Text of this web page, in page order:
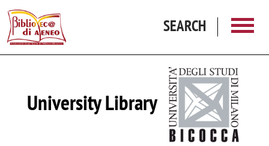
SEARCH
University Library